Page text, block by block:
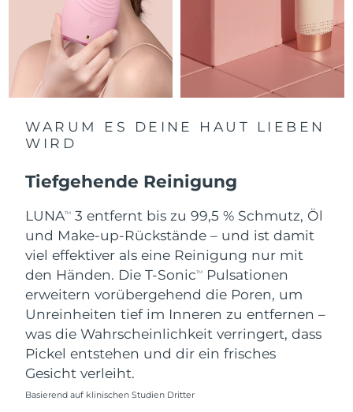
WARUM ES DEINE HAUT LIEBEN
WIRD
Tiefgehende Reinigung
LUNATM
3 entfernt bis zu 99,5 % Schmutz, Öl
und Make-up-Rückstände – und ist damit
viel effektiver als eine Reinigung nur mit
den Händen. Die T-SonicTM
Pulsationen
erweitern vorübergehend die Poren, um
Unreinheiten tief im Inneren zu entfernen –
was die Wahrscheinlichkeit verringert, dass
Pickel entstehen und dir ein frisches
Gesicht verleiht.
Basierend auf klinischen Studien Dritter
Monaco
Niederlande
Erwartete Lieferung
09/08/2026
Erwartete Lieferung
Norwegen
Erwartete Lieferung
12/08/2026
Philippinen
Erwartete Lieferung
12/08/2026
Polen
10/08/2026
Portugal
Erwartete Lieferung
Puerto Rico